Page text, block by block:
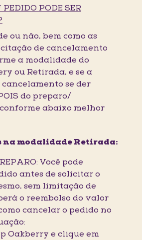
PODE SER
ou não, bem como as
de cancelamento
a modalidade do
ou Retirada, e se a
se der
do preparo/
abaixo melhor
na modalidade Retirada:
Você pode
antes de solicitar o
sem limitação de
o reembolso do valor
cancelar o pedido no
Oakberry e clique em